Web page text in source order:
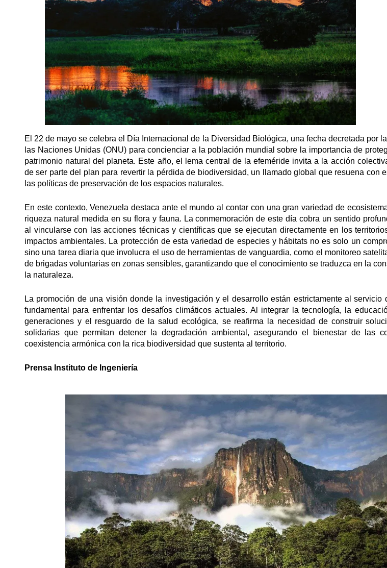
El 22 de mayo se celebra el Día Internacional de la Diversidad Biológica, una fecha decretada por
las Naciones Unidas (ONU) para concienciar a la población mundial sobre la importancia de
patrimonio natural del planeta. Este año, el lema central de la efeméride invita a la acción
de ser parte del plan para revertir la pérdida de biodiversidad, un llamado global que resuena con
las políticas de preservación de los espacios naturales.
En este contexto, Venezuela destaca ante el mundo al contar con una gran variedad de
riqueza natural medida en su flora y fauna. La conmemoración de este día cobra un sentido
al vincularse con las acciones técnicas y científicas que se ejecutan directamente en los
impactos ambientales. La protección de esta variedad de especies y hábitats no es solo un
sino una tarea diaria que involucra el uso de herramientas de vanguardia, como el monitoreo
de brigadas voluntarias en zonas sensibles, garantizando que el conocimiento se traduzca en la
la naturaleza.
La promoción de una visión donde la investigación y el desarrollo están estrictamente al servicio
fundamental para enfrentar los desafíos climáticos actuales. Al integrar la tecnología, la
generaciones y el resguardo de la salud ecológica, se reafirma la necesidad de construir
solidarias que permitan detener la degradación ambiental, asegurando el bienestar de las
coexistencia armónica con la rica biodiversidad que sustenta al territorio.
Prensa Instituto de Ingeniería